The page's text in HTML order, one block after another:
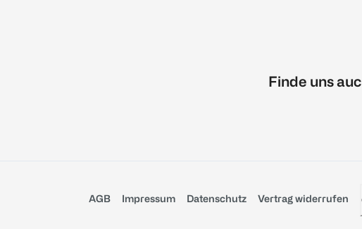
Finde uns
AGB Impressum Datenschutz Vertrag widerrufen